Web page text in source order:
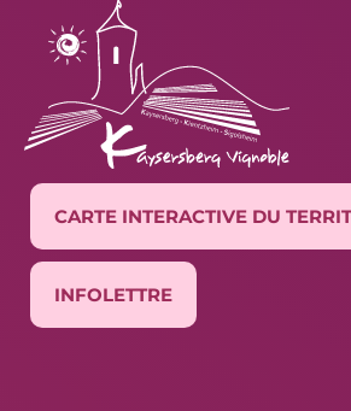
CARTE INTERACTIVE DU
INFOLETTRE